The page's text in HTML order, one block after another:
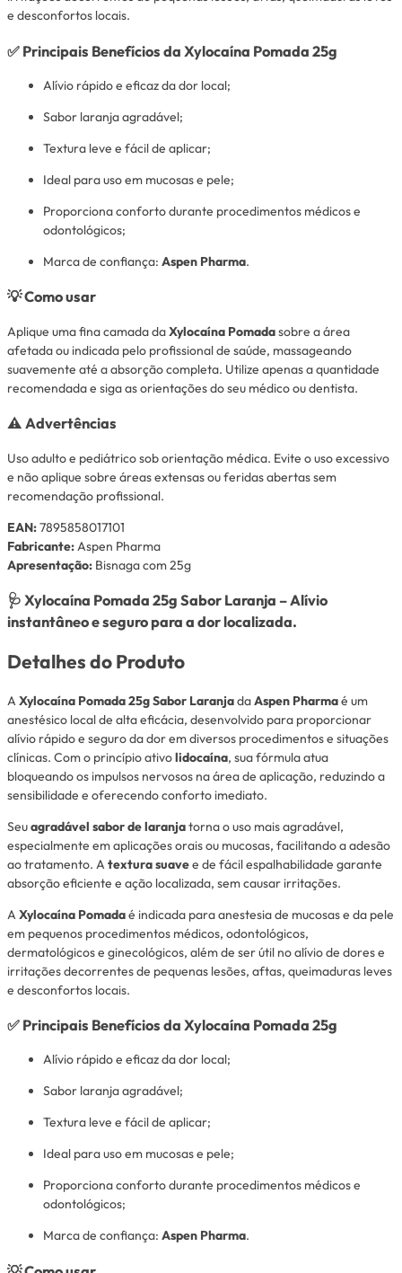
e desconfortos locais.
✅ Principais Benefícios da Xylocaína Pomada 25g
Alívio rápido e eficaz da dor local;
Sabor laranja agradável;
Textura leve e fácil de aplicar;
Ideal para uso em mucosas e pele;
Proporciona conforto durante procedimentos médicos e
odontológicos;
Marca de confiança: Aspen Pharma.
💡Como usar
Aplique uma fina camada daXylocaína Pomadasobre a área
afetada ou indicada pelo profissional de saúde, massageando
suavemente até a absorção completa. Utilize apenas a quantidade
recomendada e siga as orientações do seu médico ou dentista.
⚠️ Advertências
Uso adulto e pediátrico sob orientação médica. Evite o uso excessivo
e não aplique sobre áreas extensas ou feridas abertas sem
recomendação profissional.
EAN:7895858017101
Fabricante: Aspen Pharma
Apresentação: Bisnaga com 25g
🩺 Xylocaína Pomada 25g Sabor Laranja – Alívio
instantâneo e seguro para a dor localizada.
Detalhes do Produto
A Xylocaína Pomada 25g Sabor LaranjadaAspen Pharmaé um
anestésico local de alta eficácia, desenvolvido para proporcionar
alívio rápido e seguro da dor em diversos procedimentos e situações
clínicas. Com o princípio ativolidocaína, sua fórmula atua
bloqueando os impulsos nervosos na área de aplicação, reduzindo a
sensibilidade e oferecendo conforto imediato.
Seuagradável sabor de laranjatorna o uso mais agradável,
especialmente em aplicações orais ou mucosas, facilitando a adesão
ao tratamento. A textura suavee de fácil espalhabilidade garante
absorção eficiente e ação localizada, sem causar irritações.
A Xylocaína Pomadaé indicada para anestesia de mucosas e da pele
em pequenos procedimentos médicos, odontológicos,
dermatológicos e ginecológicos, além de ser útil no alívio de dores e
irritações decorrentes de pequenas lesões, aftas, queimaduras leves
e desconfortos locais.
✅ Principais Benefícios da Xylocaína Pomada 25g
Alívio rápido e eficaz da dor local;
Sabor laranja agradável;
Textura leve e fácil de aplicar;
Ideal para uso em mucosas e pele;
Proporciona conforto durante procedimentos médicos e
odontológicos;
Marca de confiança: Aspen Pharma.